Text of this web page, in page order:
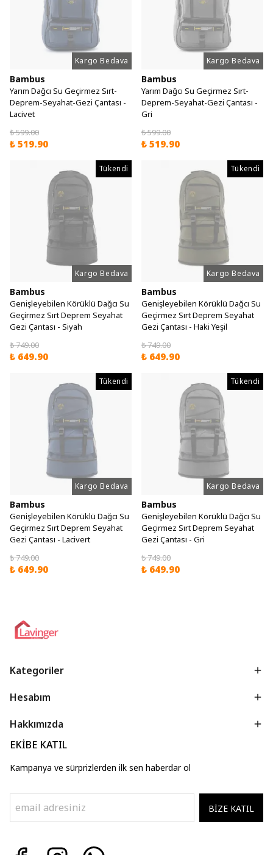
Kargo Bedava
Bambus
Yarım Dağcı Su Geçirmez Sırt-
Deprem-Seyahat-Gezi Çantası -
Lacivet
₺ 599.00
₺ 519.90
Kargo Bedava
Bambus
Yarım Dağcı Su Geçirmez Sırt-
Deprem-Seyahat-Gezi Çantası -
Gri
₺ 599.00
₺ 519.90
Tükendi
Kargo Bedava
Bambus
Genişleyebilen Körüklü Dağcı Su
Geçirmez Sırt Deprem Seyahat
Gezi Çantası - Siyah
₺ 749.00
₺ 649.90
Tükendi
Kargo Bedava
Bambus
Genişleyebilen Körüklü Dağcı Su
Geçirmez Sırt Deprem Seyahat
Gezi Çantası - Haki Yeşil
₺ 749.00
₺ 649.90
Tükendi
Kargo Bedava
Bambus
Genişleyebilen Körüklü Dağcı Su
Geçirmez Sırt Deprem Seyahat
Gezi Çantası - Lacivert
₺ 749.00
₺ 649.90
Tükendi
Kargo Bedava
Bambus
Genişleyebilen Körüklü Dağcı Su
Geçirmez Sırt Deprem Seyahat
Gezi Çantası - Gri
₺ 749.00
₺ 649.90
Kategoriler
Hesabım
Hakkımızda
EKİBE KATIL
Kampanya ve sürprizlerden ilk sen haberdar ol
BİZE KATIL